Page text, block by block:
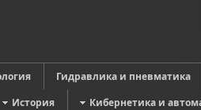
Гидравлика и пневматика
История Кибернетика и